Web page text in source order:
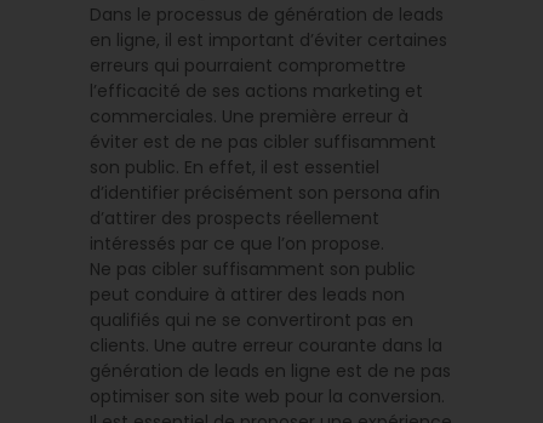
Dans le processus de génération de leads
en ligne, il est important d’éviter certaines
erreurs qui pourraient compromettre
l’efficacité de ses actions marketing et
commerciales. Une première erreur à
éviter est de ne pas cibler suffisamment
son public. En effet, il est essentiel
d’identifier précisément son persona afin
d’attirer des prospects réellement
intéressés par ce que l’on propose.
Ne pas cibler suffisamment son public
peut conduire à attirer des leads non
qualifiés qui ne se convertiront pas en
clients. Une autre erreur courante dans la
génération de leads en ligne est de ne pas
optimiser son site web pour la conversion.